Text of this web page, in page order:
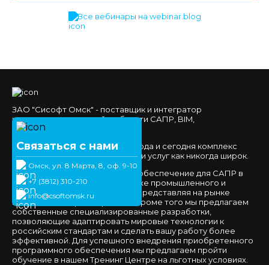
Все вебинары на webinar.blog
Связаться с нами
Омск, ул. 8 Марта, 8, оф. 9-10
+7 (3812) 310-210
info@csoftomsk.ru
ЗАО "Сисофт Омск" - поставщик и интегратор
комплексных решений в области САПР, BIM,
Документооборота.
Мы работаем на рынке с 1994 года и сегодня комплекс
предлагаемых нами продуктов и услуг как никогда широк.
Мы предлагаем программное обеспечение для САПР в
сфере машиностроения, а также промышленного и
гражданского строительства, представляя на рынке
ведущих вендоров отраслей. Кроме того мы предлагаем
собственные специализированные разработки,
позволяющие адаптировать мировые технологии к
российским стандартам и сделать вашу работу более
эффективной. Для успешного внедрения приобретенного
программного обеспечения мы предлагаем пройти
обучение в нашем Тренинг Центре на льготных условиях.